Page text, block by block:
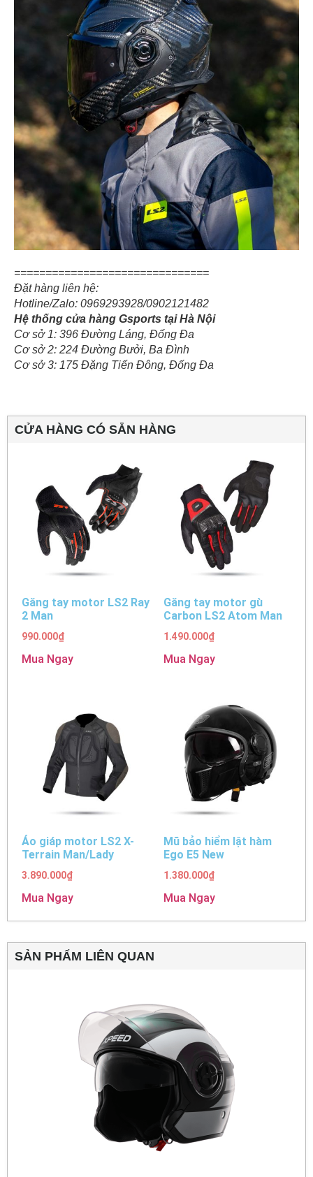
===============================
Đặt hàng liên hệ:
Hotline/Zalo: 0969293928/0902121482
Hệ thống cửa hàng Gsports tại Hà Nội
Cơ sở 1: 396 Đường Láng, Đống Đa
Cơ sở 2: 224 Đường Bưởi, Ba Đình
Cơ sở 3: 175 Đặng Tiến Đông, Đống Đa
CỬA HÀNG CÓ SẴN HÀNG
Găng tay motor LS2 Ray
2 Man
990.000₫
Mua Ngay
Găng tay motor gù
Carbon LS2 Atom Man
1.490.000₫
Mua Ngay
Áo giáp motor LS2 X-
Terrain Man/Lady
3.890.000₫
Mua Ngay
Mũ bảo hiểm lật hàm
Ego E5 New
1.380.000₫
Mua Ngay
SẢN PHẨM LIÊN QUAN